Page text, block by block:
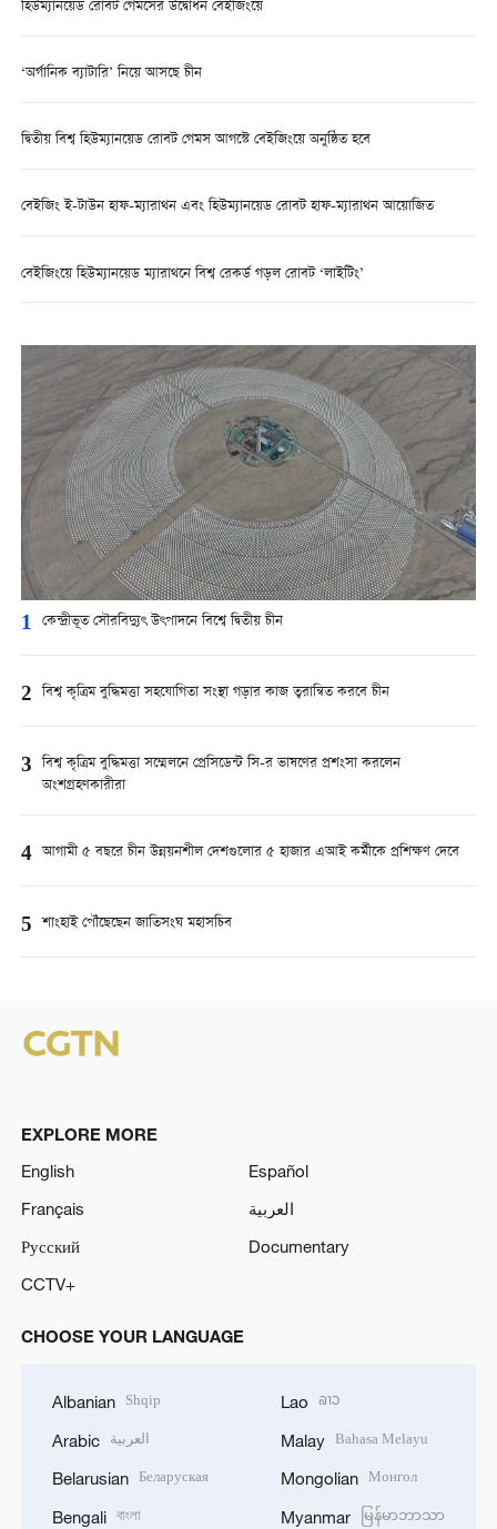
হিউম্যানয়েড রোবট গেমসের উদ্বোধন বেইজিংয়ে
‘অর্গানিক ব্যাটারি’ নিয়ে আসছে চীন
দ্বিতীয় বিশ্ব হিউম্যানয়েড রোবট গেমস আগস্টে বেইজিংয়ে অনুষ্ঠিত হবে
বেইজিং ই-টাউন হাফ-ম্যারাথন এবং হিউম্যানয়েড রোবট হাফ-ম্যারাথন আয়োজিত
বেইজিংয়ে হিউম্যানয়েড ম্যারাথনে বিশ্ব রেকর্ড গড়ল রোবট ‘লাইটিং’
1 কেন্দ্রীভূত সৌরবিদ্যুৎ উৎপাদনে বিশ্বে দ্বিতীয় চীন
2 বিশ্ব কৃত্রিম বুদ্ধিমত্তা সহযোগিতা সংস্থা গড়ার কাজ ত্বরান্বিত করবে চীন
3 বিশ্ব কৃত্রিম বুদ্ধিমত্তা সম্মেলনে প্রেসিডেন্ট সি-র ভাষণের প্রশংসা করলেন
অংশগ্রহণকারীরা
4 আগামী ৫ বছরে চীন উন্নয়নশীল দেশগুলোর ৫ হাজার এআই কর্মীকে প্রশিক্ষণ দেবে
5 শাংহাই পৌঁছেছেন জাতিসংঘ মহাসচিব
EXPLORE MORE
English
Español
Français
العربية
Русский
Documentary
CCTV+
CHOOSE YOUR LANGUAGE
Albanian Shqip
Arabic العربية
Belarusian Беларуская
Bengali বাংলা
Lao ລາວ
Malay Bahasa Melayu
Mongolian Монгол
Myanmar မြန်မာဘာသာ